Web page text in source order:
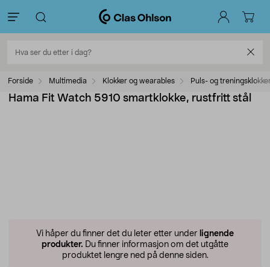
Forside Multimedia Klokker og wearables Puls- og
Hama Fit Watch 5910 smartklokke, rustfritt stål
Vi håper du finner det du leter etter under lignende
produkter. Du finner informasjon om det utgåtte
produktet lengre ned på denne siden.